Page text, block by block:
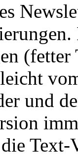
und
Text-